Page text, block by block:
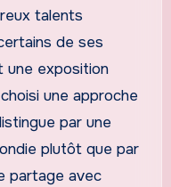
talents
de ses
une exposition
une approche
par une
plutôt que par
partage avec